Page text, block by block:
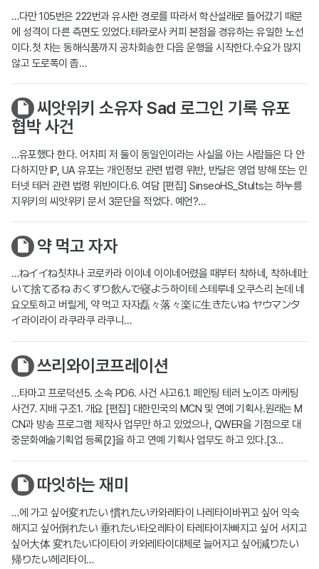
…다만 105번은 222번과 유사한 경로를 따라서 학산설래로 들어갔기 때문
에 성격이 다른 측면도 있었다.테라로사 커피 본점을 경유하는 유일한 노선
이다.첫 차는 동해식품까지 공차회송한 다음 운행을 시작한다.수요가 많지
않고 도로폭이 좁…
씨앗위키 소유자 Sad 로그인 기록 유포
협박 사건
…유포했다 한다. 어차피 저 둘이 동일인이라는 사실을 아는 사람들은 다 안
다하지만 IP, UA 유포는 개인정보 관련 법령 위반, 반달은 영업 방해 또는 인
터넷 테러 관련 법령 위반이다.6. 여담 [편집] SinseoHS_Stults는 하누릉
지위키의 씨앗위키 문서 3문단을 적었다. 예언?…
약 먹고 자자
…ねイイね칫챠나 코로카라 이이네 이이네어렸을 때부터 착하네, 착하네吐
いて捨てるね おくすり飲んで寝よう하이테 스테루네 오쿠스리 논데 네
요오토하고 버릴게, 약 먹고 자자磊々落々楽に生きたいね ヤウマンタ
イ라이라이 라쿠라쿠 라쿠니…
쓰리와이코프레이션
…타마고 프로덕션5. 소속 PD6. 사건 사고6.1. 페인팅 테러 노이즈 마케팅
사건7. 지배 구조1. 개요 [편집] 대한민국의 MCN 및 연예 기획사.원래는 M
CN과 방송 프로그램 제작사 업무만 하고 있었으나, QWER을 기점으로 대
중문화예술기획업 등록[2]을 하고 연예 기획사 업무도 하고 있다.[3…
따잇하는 재미
…에 가고 싶어変れたい 慣れたい카와레타이 나레타이바뀌고 싶어 익숙
해지고 싶어倒れたい 垂れたい타오레타이 타레타이자빠지고 싶어 서지고
싶어大体 変れたい다이타이 카와레타이대체로 늘어지고 싶어減りたい
帰りたい헤리타이…